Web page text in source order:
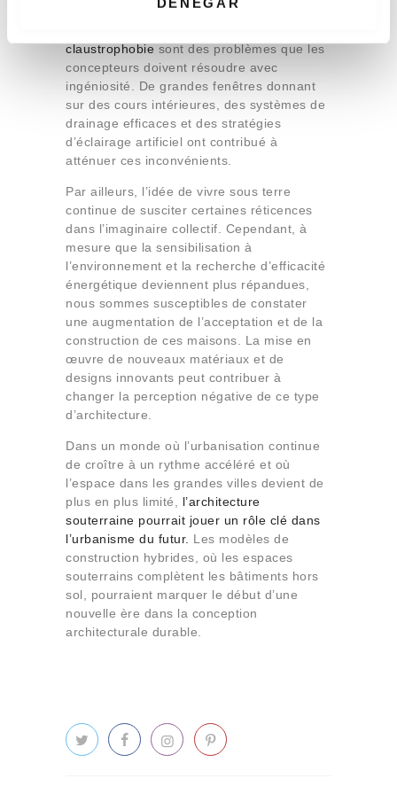
i
Le manque de lumière naturelle,
claustrophobie sont des problèmes que les
concepteurs doivent résoudre avec
ingéniosité. De grandes fenêtres donnant
sur des cours intérieures, des systèmes de
drainage efficaces et des stratégies
d’éclairage artificiel ont contribué à
atténuer ces inconvénients.
Par ailleurs, l’idée de vivre sous terre
continue de susciter certaines réticences
dans l’imaginaire collectif. Cependant, à
mesure que la sensibilisation à
l’environnement et la recherche d’efficacité
énergétique deviennent plus répandues,
nous sommes susceptibles de constater
une augmentation de l’acceptation et de la
construction de ces maisons. La mise en
œuvre de nouveaux matériaux et de
designs innovants peut contribuer à
changer la perception négative de ce type
d’architecture.
Dans un monde où l’urbanisation continue
de croître à un rythme accéléré et où
l’espace dans les grandes villes devient de
plus en plus limité, l’architecture
souterraine pourrait jouer un rôle clé dans
l’urbanisme du futur. Les modèles de
construction hybrides, où les espaces
souterrains complètent les bâtiments hors
sol, pourraient marquer le début d’une
nouvelle ère dans la conception
architecturale durable.